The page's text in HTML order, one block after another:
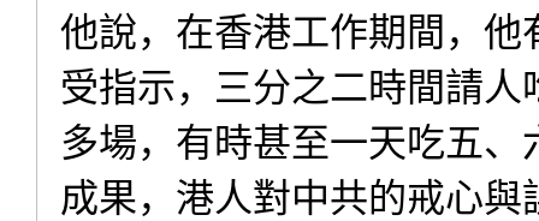
他說，在香港工作期間，
受指示，三分之二時間請
多場，有時甚至一天吃五
成果，港人對中共的戒心